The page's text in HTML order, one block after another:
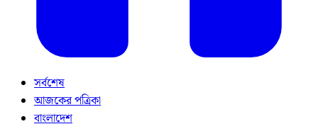
সর্বশেষ
আজকের পত্রিকা
বাংলাদেশ